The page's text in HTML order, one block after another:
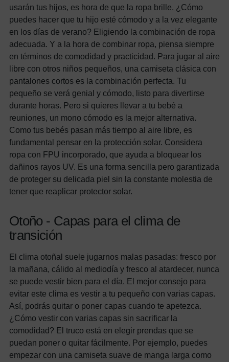
usarán tus hijos, es hora de que la ropa brille. ¿Cómo
puedes hacer que tu hijo esté cómodo y a la vez elegante
en los días de verano? Eligiendo la combinación de ropa
adecuada. Y a la hora de combinar ropa, piensa siempre
en términos de comodidad y practicidad. Para jugar al aire
libre con otros niños pequeños, una camiseta clásica con
pantalones cortos es la combinación perfecta. Tu
pequeño se verá genial y cómodo, listo para divertirse
durante horas. Pero si quieres llevar a tu bebé a
reuniones, un mono cómodo es la mejor alternativa.
Como tus bebés pasan más tiempo al aire libre, es
fundamental pensar en la protección solar. Considera
ropa con FPU incorporado, que ayuda a bloquear los
dañinos rayos UV. Es una forma sencilla pero garantizada
de proteger su delicada piel sin la constante molestia de
tener que reaplicar protector solar.
Otoño - Capas para el clima de
transición
El clima otoñal suele jugarnos malas pasadas: fresco por
la mañana, cálido al mediodía y fresco al atardecer, nunca
se puede vestir bien para el día. El mejor consejo para
evitar este clima es vestir a tu pequeño con varias capas.
Así, podrás quitar o poner capas cuando te apetezca.
¿Cómo vestir con varias capas sin sacrificar la
comodidad? El truco está en elegir prendas que se
puedan poner o quitar fácilmente. Por ejemplo, puedes
empezar con una camiseta suave de manga larga como